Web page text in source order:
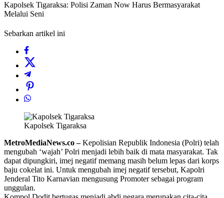
Kapolsek Tigaraksa: Polisi Zaman Now Harus Bermasyarakat
Melalui Seni
Sebarkan artikel ini
Kapolsek Tigaraksa
MetroMediaNews.co –Kepolisian Republik Indonesia (Polri) telah
mengubah ‘wajah’ Polri menjadi lebih baik di mata masyarakat. Tak
dapat dipungkiri, imej negatif memang masih belum lepas dari korps
baju cokelat ini. Untuk mengubah imej negatif tersebut, Kapolri
Jenderal Tito Karnavian mengusung Promoter sebagai program
unggulan.